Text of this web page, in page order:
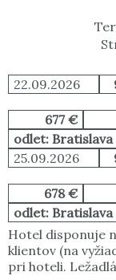
22.09.2026
677 €
odlet: Bratislava
25.09.2026
678 €
odlet: Bratislava
Hotel disponuje
klientov (na
pri hoteli.